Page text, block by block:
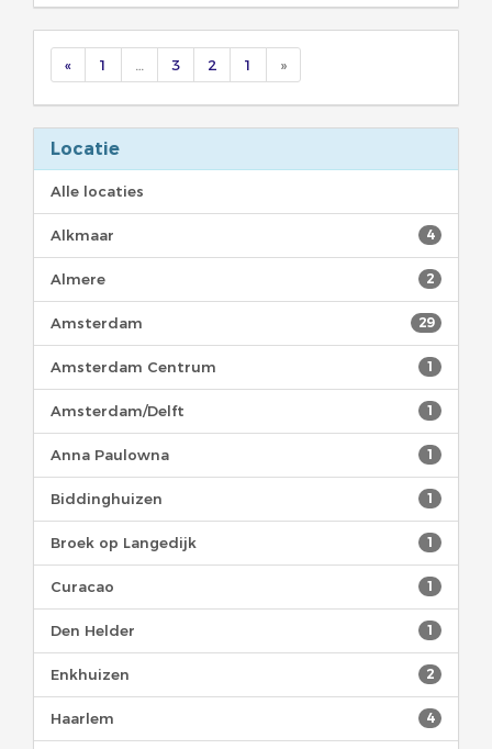
« 1 3 2 1 »
Locatie
Alle locaties
4
Alkmaar
2
Almere
29
Amsterdam
1
Amsterdam Centrum
1
Amsterdam/Delft
1
Anna Paulowna
1
Biddinghuizen
1
Broek op Langedijk
1
Curacao
1
Den Helder
2
Enkhuizen
4
Haarlem